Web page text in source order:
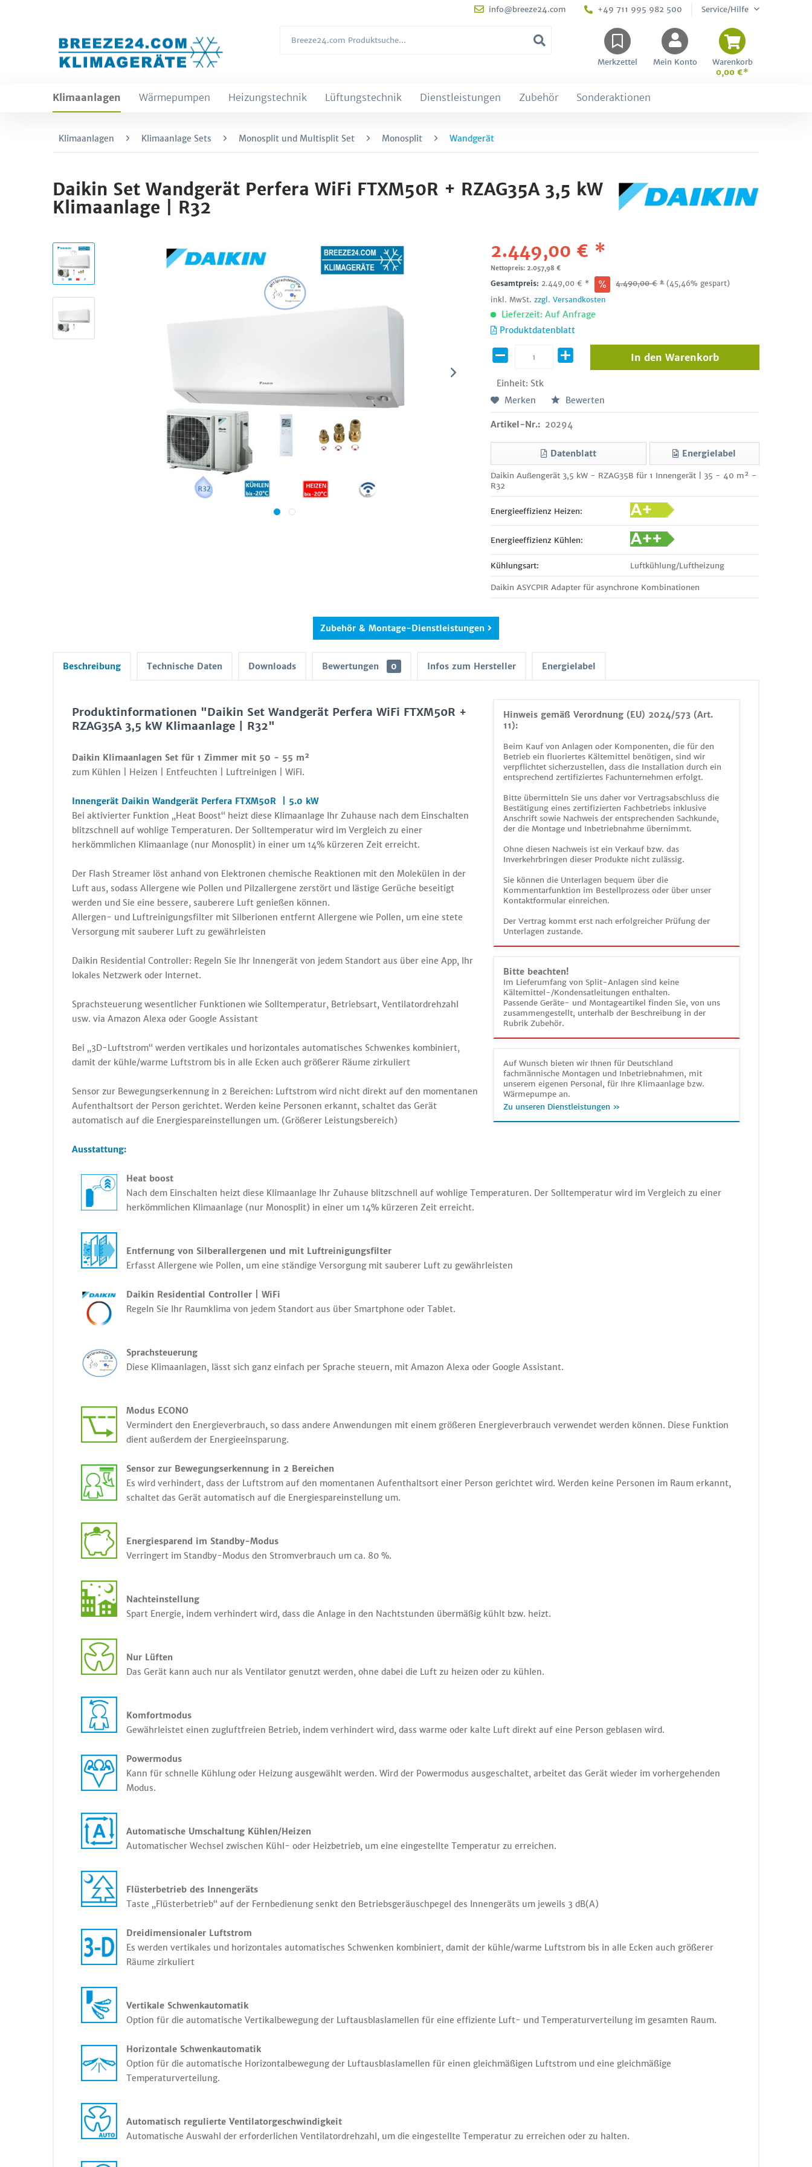
info@breeze24.com +49 711 995 982 500 Service/Hilfe
Merkzettel Mein Konto
Warenkorb
0,00 €*
Klimaanlagen Wärmepumpen Heizungstechnik Lüftungstechnik Dienstleistungen Zubehör Sonderaktionen
Klimaanlagen Klimaanlage Sets Monosplit und Multisplit Set Monosplit Wandgerät
Daikin Set Wandgerät Perfera WiFi FTXM50R + RZAG35A 3,5 kW
Klimaanlage | R32
2.449,00 € *
Nettopreis: 2.057,98 €
Gesamtpreis: 2.449,00 € * 4.490,00€ * (45,46% gespart)
inkl. MwSt.zzgl. Versandkosten
Lieferzeit: Auf Anfrage
Produktdatenblatt
Einheit: Stk
In den Warenkorb
Merken Bewerten
Artikel-Nr.: 20294
Datenblatt Energielabel
Daikin Außengerät 3,5 kW - RZAG35B für 1 Innengerät | 35 - 40 m² -
R32
Energieeffizienz Heizen:
Energieeffizienz Kühlen:
Kühlungsart: Luftkühlung/Luftheizung
Daikin ASYCPIR Adapter für asynchrone Kombinationen
Zubehör & Montage-Dienstleistungen
Beschreibung Technische Daten Downloads Bewertungen 0 Infos zum Hersteller Energielabel
Hinweis gemäß Verordnung (EU) 2024/573 (Art.
11):
Beim Kauf von Anlagen oder Komponenten, die für den
Betrieb ein fluoriertes Kältemittel benötigen, sind wir
verpflichtet sicherzustellen, dass die Installation durch ein
entsprechend zertifiziertes Fachunternehmen erfolgt.
Bitte übermitteln Sie uns daher vor Vertragsabschluss die
Bestätigung eines zertifizierten Fachbetriebs inklusive
Anschrift sowie Nachweis der entsprechenden Sachkunde,
der die Montage und Inbetriebnahme übernimmt.
Ohne diesen Nachweis ist ein Verkauf bzw. das
Inverkehrbringen dieser Produkte nicht zulässig.
Sie können die Unterlagen bequem über die
Kommentarfunktion im Bestellprozess oder über unser
Kontaktformular einreichen.
Der Vertrag kommt erst nach erfolgreicher Prüfung der
Unterlagen zustande.
Bitte beachten!
Im Lieferumfang von Split-Anlagen sind keine
Kältemittel-/Kondensatleitungen enthalten.
Passende Geräte- und Montageartikel finden Sie, von uns
zusammengestellt, unterhalb der Beschreibung in der
Rubrik Zubehör.
Auf Wunsch bieten wir Ihnen für Deutschland
fachmännische Montagen und Inbetriebnahmen, mit
unserem eigenen Personal, für Ihre Klimaanlage bzw.
Wärmepumpe an.
Zu unseren Dienstleistungen »
Produktinformationen "Daikin Set Wandgerät Perfera WiFi FTXM50R +
RZAG35A 3,5 kW Klimaanlage | R32"
Daikin Klimaanlagen Set für 1 Zimmer mit 50 - 55 m²
zum Kühlen | Heizen | Entfeuchten | Luftreinigen | WiFi.
Innengerät Daikin Wandgerät Perfera FTXM50R | 5.0 kW
Bei aktivierter Funktion „Heat Boost“ heizt diese Klimaanlage Ihr Zuhause nach dem Einschalten
blitzschnell auf wohlige Temperaturen. Der Solltemperatur wird im Vergleich zu einer
herkömmlichen Klimaanlage (nur Monosplit) in einer um 14% kürzeren Zeit erreicht.
Der Flash Streamer löst anhand von Elektronen chemische Reaktionen mit den Molekülen in der
Luft aus, sodass Allergene wie Pollen und Pilzallergene zerstört und lästige Gerüche beseitigt
werden und Sie eine bessere, sauberere Luft genießen können.
Allergen- und Luftreinigungsfilter mit Silberionen entfernt Allergene wie Pollen, um eine stete
Versorgung mit sauberer Luft zu gewährleisten
Daikin Residential Controller: Regeln Sie Ihr Innengerät von jedem Standort aus über eine App, Ihr
lokales Netzwerk oder Internet.
Sprachsteuerung wesentlicher Funktionen wie Solltemperatur, Betriebsart, Ventilatordrehzahl
usw. via Amazon Alexa oder Google Assistant
Bei „3D-Luftstrom“ werden vertikales und horizontales automatisches Schwenkes kombiniert,
damit der kühle/warme Luftstrom bis in alle Ecken auch größerer Räume zirkuliert
Sensor zur Bewegungserkennung in 2 Bereichen: Luftstrom wird nicht direkt auf den momentanen
Aufenthaltsort der Person gerichtet. Werden keine Personen erkannt, schaltet das Gerät
automatisch auf die Energiespareinstellungen um. (Größerer Leistungsbereich)
Ausstattung:
Heat boost
Nach dem Einschalten heizt diese Klimaanlage Ihr Zuhause blitzschnell auf wohlige Temperaturen. Der Solltemperatur wird im Vergleich zu einer
herkömmlichen Klimaanlage (nur Monosplit) in einer um 14% kürzeren Zeit erreicht.
Entfernung von Silberallergenen und mit Luftreinigungsfilter
Erfasst Allergene wie Pollen, um eine ständige Versorgung mit sauberer Luft zu gewährleisten
Daikin Residential Controller | WiFi
Regeln Sie Ihr Raumklima von jedem Standort aus über Smartphone oder Tablet.
Sprachsteuerung
Diese Klimaanlagen, lässt sich ganz einfach per Sprache steuern, mit Amazon Alexa oder Google Assistant.
Modus ECONO
Vermindert den Energieverbrauch, so dass andere Anwendungen mit einem größeren Energieverbrauch verwendet werden können. Diese Funktion
dient außerdem der Energieeinsparung.
Sensor zur Bewegungserkennung in 2 Bereichen
Es wird verhindert, dass der Luftstrom auf den momentanen Aufenthaltsort einer Person gerichtet wird. Werden keine Personen im Raum erkannt,
schaltet das Gerät automatisch auf die Energiespareinstellung um.
Energiesparend im Standby-Modus
Verringert im Standby-Modus den Stromverbrauch um ca. 80 %.
Nachteinstellung
Spart Energie, indem verhindert wird, dass die Anlage in den Nachtstunden übermäßig kühlt bzw. heizt.
Nur Lüften
Das Gerät kann auch nur als Ventilator genutzt werden, ohne dabei die Luft zu heizen oder zu kühlen.
Komfortmodus
Gewährleistet einen zugluftfreien Betrieb, indem verhindert wird, dass warme oder kalte Luft direkt auf eine Person geblasen wird.
Powermodus
Kann für schnelle Kühlung oder Heizung ausgewählt werden. Wird der Powermodus ausgeschaltet, arbeitet das Gerät wieder im vorhergehenden
Modus.
Automatische Umschaltung Kühlen/Heizen
Automatischer Wechsel zwischen Kühl- oder Heizbetrieb, um eine eingestellte Temperatur zu erreichen.
Flüsterbetrieb des Innengeräts
Taste „Flüsterbetrieb“ auf der Fernbedienung senkt den Betriebsgeräuschpegel des Innengeräts um jeweils 3 dB(A)
Dreidimensionaler Luftstrom
Es werden vertikales und horizontales automatisches Schwenken kombiniert, damit der kühle/warme Luftstrom bis in alle Ecken auch größerer
Räume zirkuliert
Vertikale Schwenkautomatik
Option für die automatische Vertikalbewegung der Luftausblaslamellen für eine effiziente Luft- und Temperaturverteilung im gesamten Raum.
Horizontale Schwenkautomatik
Option für die automatische Horizontalbewegung der Luftausblaslamellen für einen gleichmäßigen Luftstrom und eine gleichmäßige
Temperaturverteilung.
Automatisch regulierte Ventilatorgeschwindigkeit
Automatische Auswahl der erforderlichen Ventilatordrehzahl, um die eingestellte Temperatur zu erreichen oder zu halten.